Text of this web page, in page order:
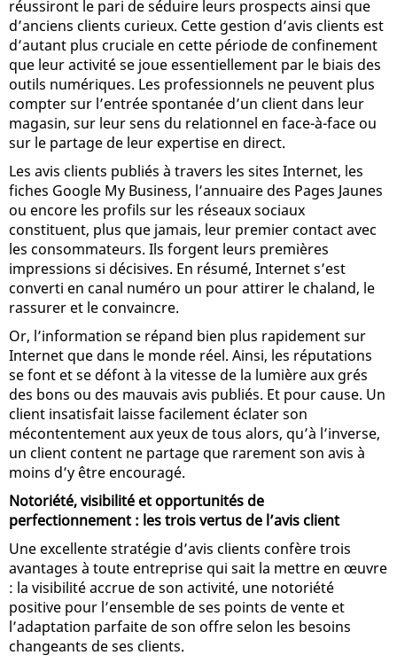
réussiront le pari de séduire leurs prospects ainsi que
d’anciens clients curieux. Cette gestion d’avis clients est
d’autant plus cruciale en cette période de confinement
que leur activité se joue essentiellement par le biais des
outils numériques. Les professionnels ne peuvent plus
compter sur l’entrée spontanée d’un client dans leur
magasin, sur leur sens du relationnel en face-à-face ou
sur le partage de leur expertise en direct.
Les avis clients publiés à travers les sites Internet, les
fiches Google My Business, l’annuaire des Pages Jaunes
ou encore les profils sur les réseaux sociaux
constituent, plus que jamais, leur premier contact avec
les consommateurs. Ils forgent leurs premières
impressions si décisives. En résumé, Internet s’est
converti en canal numéro un pour attirer le chaland, le
rassurer et le convaincre.
Or, l’information se répand bien plus rapidement sur
Internet que dans le monde réel. Ainsi, les réputations
se font et se défont à la vitesse de la lumière aux grés
des bons ou des mauvais avis publiés. Et pour cause. Un
client insatisfait laisse facilement éclater son
mécontentement aux yeux de tous alors, qu’à l’inverse,
un client content ne partage que rarement son avis à
moins d’y être encouragé.
Notoriété, visibilité et opportunités de
perfectionnement : les trois vertus de l’avis client
Une excellente stratégie d’avis clients confère trois
avantages à toute entreprise qui sait la mettre en œuvre
: la visibilité accrue de son activité, une notoriété
positive pour l’ensemble de ses points de vente et
l’adaptation parfaite de son offre selon les besoins
changeants de ses clients.